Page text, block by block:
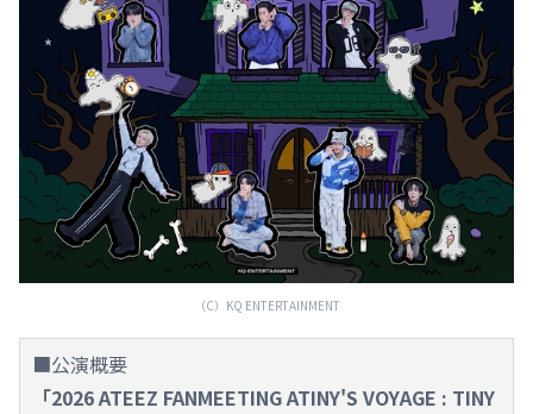
（C）KQ ENTERTAINMENT
■公演概要
「2026 ATEEZ FANMEETING ATINY'S VOYAGE : TINY